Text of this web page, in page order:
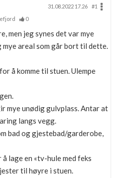
31.08.2022 17.26
#1
0
men jeg synes det var mye
areal som går bort til dette.
å komme til stuen. Ulempe
mye unødig gulvplass. Antar at
langs vegg.
bad og gjestebad/garderobe,
lage en «tv-hule med feks
til høyre i stuen.